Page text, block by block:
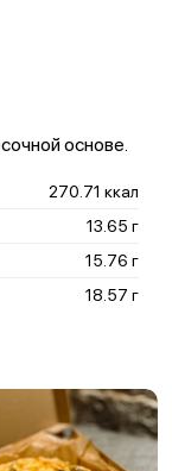
основе.
270.71 ккал
13.65 г
15.76 г
18.57 г